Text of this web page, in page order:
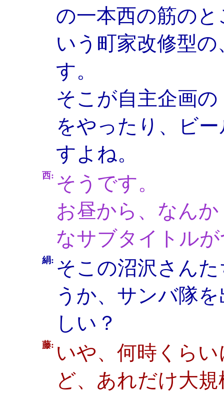
の一本西の筋の
いう町家改修型
す。
そこが自主企画
をやったり、ビ
すよね。
西: そうです。
お昼から、なん
なサブタイトル
絹: そこの沼沢さん
うか、サンバ隊
しい？
藤: いや、何時くら
ど、あれだけ大